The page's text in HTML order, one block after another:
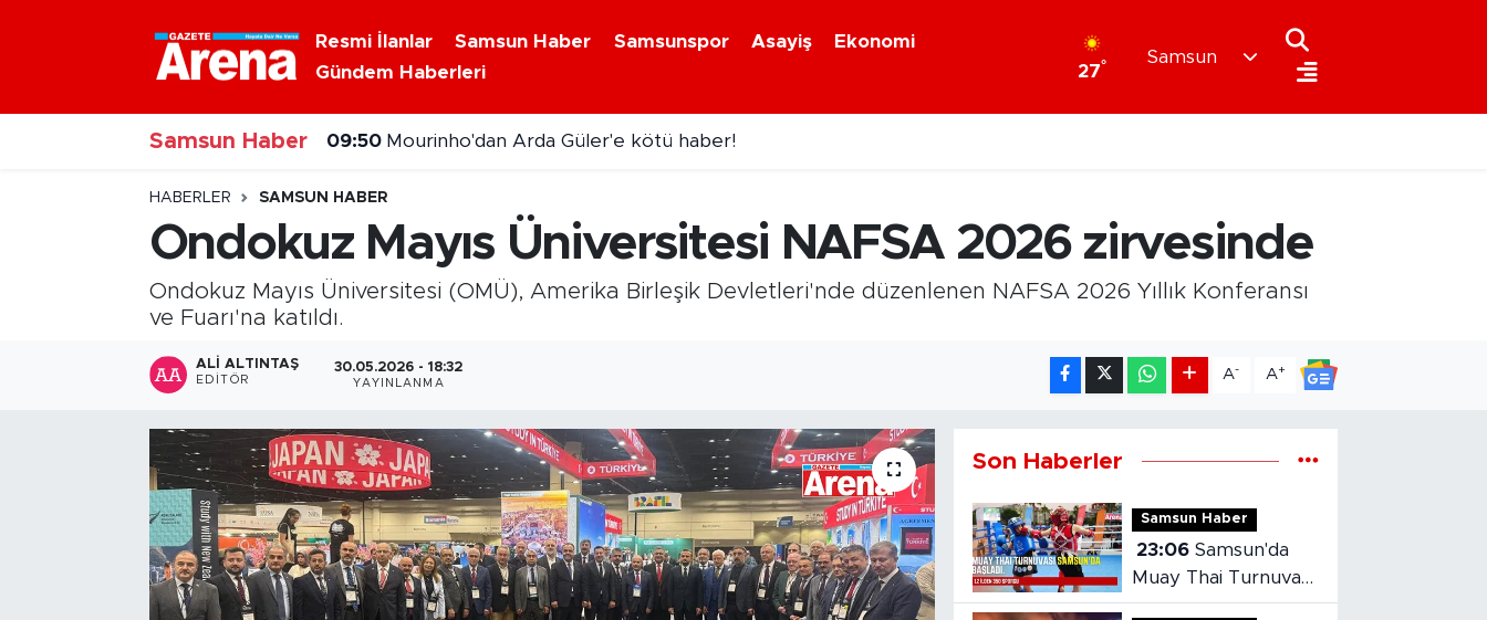
Resmi İlanlar Samsun Haber Samsunspor Asayiş
Ekonomi
Gündem Haberleri
27°
Samsun
Samsun Haber 09:32 Okullarda güvenlik alarmı! 81 ilde yeni uygulama başlıyor
HABERLER SAMSUN HABER
Ondokuz Mayıs Üniversitesi NAFSA 2026 zirvesinde
Ondokuz Mayıs Üniversitesi (OMÜ), Amerika Birleşik Devletleri'nde düzenlenen NAFSA 2026 Yıllık Konferansı
ve Fuarı'na katıldı.
ALI ALTINTAŞ
EDITÖR
30.05.2026 - 18:32
YAYINLANMA
A- A+
Son Haberler
Samsun Haber
23:06 Samsun'da
Muay Thai Turnuvası
heyecanı başladı
Nöbetçi Eczaneler
Hava Durumu
Samsun Namaz Vakitleri
Trafik Durumu
Süper Lig Puan Durumu ve Fikstür
Tüm Manşetler
Haber Arşivi